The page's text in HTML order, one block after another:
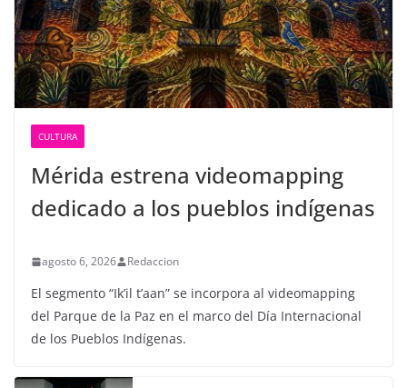
CULTURA
Mérida estrena videomapping
dedicado a los pueblos indígenas
agosto 6, 2026 Redaccion
El segmento “Ik’il t’aan” se incorpora al videomapping
del Parque de la Paz en el marco del Día Internacional
de los Pueblos Indígenas.